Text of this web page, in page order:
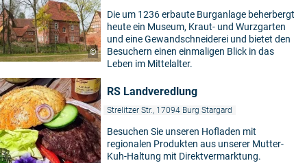
©
Die um 1236 erbaute Burganlage beherbergt
heute ein Museum, Kraut- und Wurzgarten
und eine Gewandschneiderei und bietet den
Besuchern einen einmaligen Blick in das
Leben im Mittelalter.
RS Landveredlung
Strelitzer Str., 17094 Burg Stargard
Besuchen Sie unseren Hofladen mit
regionalen Produkten aus unserer Mutter-
Kuh-Haltung mit Direktvermarktung.